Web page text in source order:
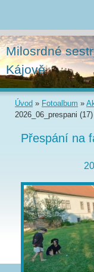
Milosrdné
Kájově
Úvod » Fotoalbum »
2026_06_prespani (17)
Přespání na